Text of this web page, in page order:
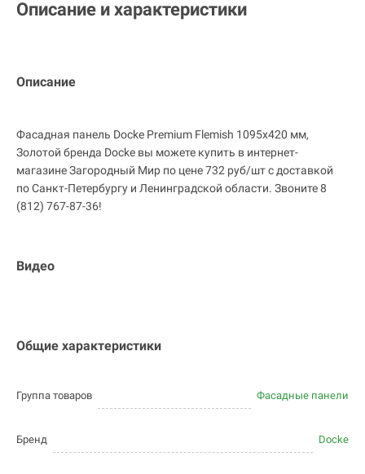
Описание и характеристики
Описание
Фасадная панель Docke Premium Flemish 1095х420 мм,
Золотой бренда Docke вы можете купить в интернет-
магазине Загородный Мир по цене 732 руб/шт с доставкой
по Санкт-Петербургу и Ленинградской области. Звоните 8
(812) 767-87-36!
Видео
Общие характеристики
Группа товаров Фасадные панели
Бренд Docke